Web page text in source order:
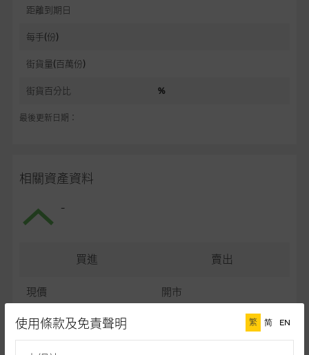
距離到期日
每手(份)
街貨量(百萬份)
街貨百分比 %
最後更新日期：
相關資產資料
-
買進 賣出
現價 開市
最高
使用條款及免責聲明 繁 简 EN